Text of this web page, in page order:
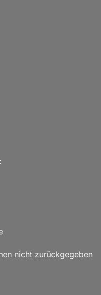
nicht zurückgegeben